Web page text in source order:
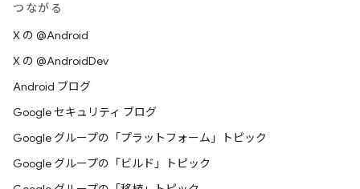
つながる
X の @Android
X の @AndroidDev
Android ブログ
Google セキュリティ ブログ
Google グループの「プラットフォーム」トピック
Google グループの「ビルド」トピック